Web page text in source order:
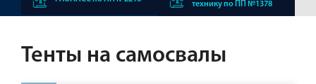
технику по ПП №1378
Тенты на самосвалы